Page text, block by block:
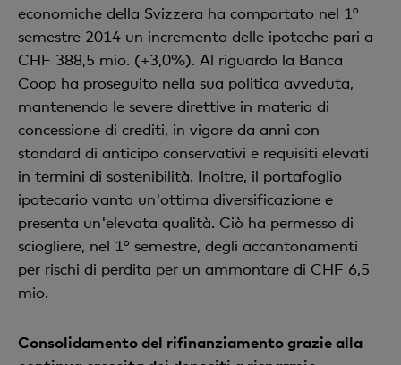
economiche della Svizzera ha comportato nel 1°
semestre 2014 un incremento delle ipoteche pari a
CHF 388,5 mio. (+3,0%). Al riguardo la Banca
Coop ha proseguito nella sua politica avveduta,
mantenendo le severe direttive in materia di
concessione di crediti, in vigore da anni con
standard di anticipo conservativi e requisiti elevati
in termini di sostenibilità. Inoltre, il portafoglio
ipotecario vanta un'ottima diversificazione e
presenta un'elevata qualità. Ciò ha permesso di
sciogliere, nel 1° semestre, degli accantonamenti
per rischi di perdita per un ammontare di CHF 6,5
mio.
Consolidamento del rifinanziamento grazie alla